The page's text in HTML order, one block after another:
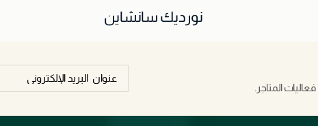
نورديك سانشاين
المتاجر.